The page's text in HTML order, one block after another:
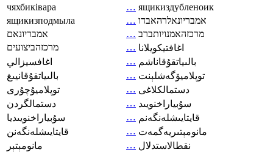
чяхбиківара
… ящикиздубленоик
ящикизподмыла
… אמבריונאלרהאבדו
אמבריונאם
… מרכזהאמנויותברב
מרכזהביצועים
… اغافتيكويلانا
اغافسيزالي
… بالىياتقۇقاناشم
بالىياتقۇقانيىغ
… توپلاميۆگەشلېنت
توپلاميۇچۇرى
… دستمالکلاغی
دستمالگردن
… سۇبياراخنويىد
سۇبياراخنويىديا
… قايتايىشلەنگەنم
قايتايىشلەنگەنن
… مانومېتىريەگمەت
مانومېتېر
… نقطالاستدلال